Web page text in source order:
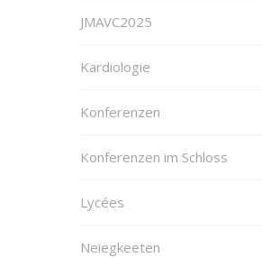
JMAVC2025
Kardiologie
Konferenzen
Konferenzen im Schloss
Lycées
Neiegkeeten